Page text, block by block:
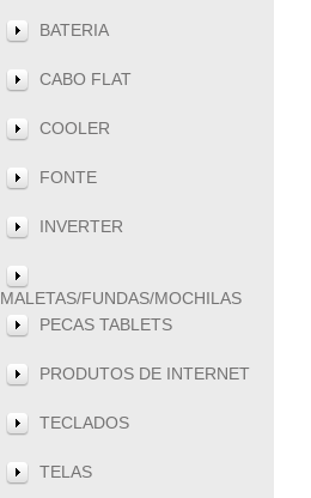
BATERIA
CABO FLAT
COOLER
FONTE
INVERTER
MALETAS/FUNDAS/MOCHILAS
PECAS TABLETS
PRODUTOS DE INTERNET
TECLADOS
TELAS